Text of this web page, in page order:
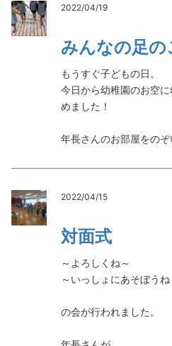
2022/04/19
みんなの足の
もうすぐ子どもの日。
今日から幼稚園のお空
めました！
年長さんのお部屋をの
2022/04/15
対面式
～よろしくね～
～いっしょにあそぼうね
の会が行われました。